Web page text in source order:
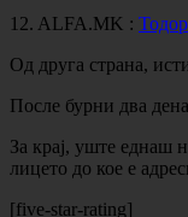
12. ALFA.MK :
Од друга страна,
После бурни два
За крај, уште еднаш
лицето до кое е
[five-star-rating]